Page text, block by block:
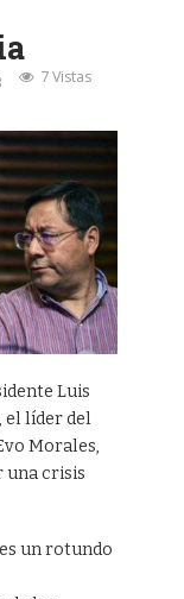
7 Vistas
Luis
el líder del
Morales,
una crisis
un rotundo